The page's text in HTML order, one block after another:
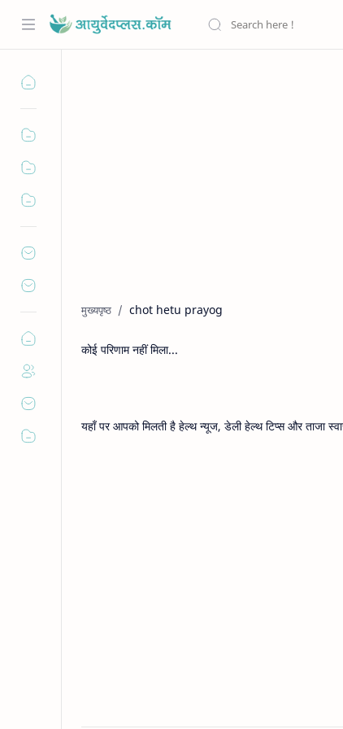
chot hetu prayog
कोई परिणाम नहीं मिला...
यहाँ पर आपको मिलती है हेल्थ न्यूज, डेली हेल्थ टिप्स और ताजा